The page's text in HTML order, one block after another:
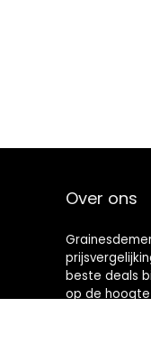
Over ons
beste deals
op de